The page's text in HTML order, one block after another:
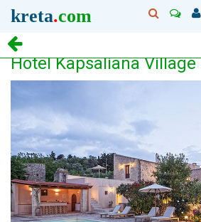
kreta.com
Hotel Kapsaliana Village